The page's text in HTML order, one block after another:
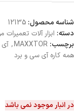
شناسه محصول: 12135
دسته: ابزار آلات تعمیرات
برچسب: MAXXTOR
,
همه کاره آی سی و برد
در انبار موجود نمی باشد